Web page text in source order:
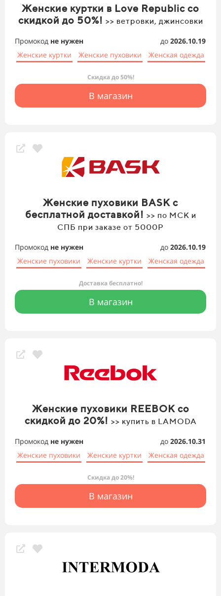
Женские куртки в Love Republic со
скидкой до 50%! >> ветровки, джинсовки
Промокод не нужен до 2026.10.19
Женские куртки
Женские пуховики Женская одежда
Скидка до 50%!
В магазин
Женские пуховики BASK с
бесплатной доставкой! >> по МСК и
СПБ при заказе от 5000Р
Промокод не нужен до 2026.10.19
Женские пуховики
Женские куртки Женская одежда
Доставка бесплатно!
В магазин
Женские пуховики REEBOK со
скидкой до 20%! >> купить в LAMODA
Промокод не нужен до 2026.10.31
Женские пуховики
Женские куртки Женская одежда
Скидка до 20%!
В магазин